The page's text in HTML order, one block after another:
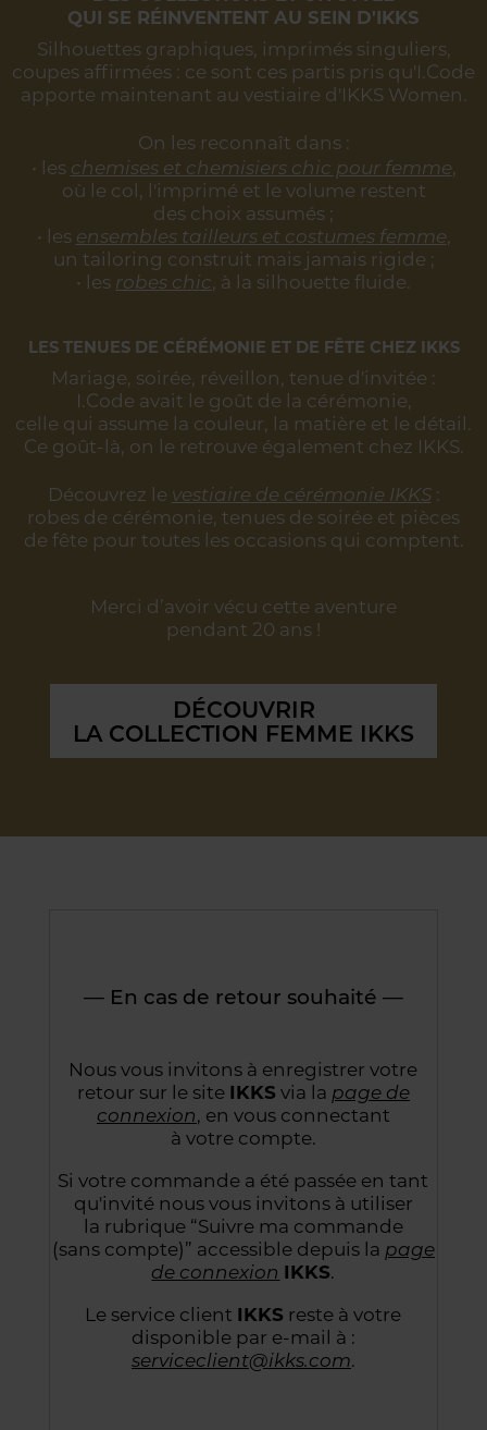
QUI SE RÉINVENTENT AU SEIN D'IKKS
Silhouettes graphiques, imprimés singuliers,
coupes affirmées : ce sont ces partis pris qu'I.Code
apporte maintenant au vestiaire d'IKKS Women.
On les reconnaît dans :
• les chemises et chemisiers chic pour femme,
où le col, l'imprimé et le volume restent
des choix assumés ;
• les ensembles tailleurs et costumes femme,
un tailoring construit mais jamais rigide ;
• les robes chic, à la silhouette fluide.
LES TENUES DE CÉRÉMONIE ET DE FÊTE CHEZ IKKS
Mariage, soirée, réveillon, tenue d'invitée :
I.Code avait le goût de la cérémonie,
celle qui assume la couleur, la matière et le détail.
Ce goût-là, on le retrouve également chez IKKS.
Découvrez le vestiaire de cérémonie IKKS:
robes de cérémonie, tenues de soirée et pièces
de fête pour toutes les occasions qui comptent.
Merci d’avoir vécu cette aventure
pendant 20 ans !
DÉCOUVRIR
LA COLLECTION FEMME IKKS
— En cas de retour souhaité —
Nous vous invitons à enregistrer votre
retour sur le site IKKS via la page de
connexion, en vous connectant
à votre compte.
Si votre commande a été passée en tant
qu'invité nous vous invitons à utiliser
la rubrique “Suivre ma commande
(sans compte)” accessible depuis la page
de connexion IKKS.
Le service client IKKS reste à votre
disponible par e-mail à :
serviceclient@ikks.com.